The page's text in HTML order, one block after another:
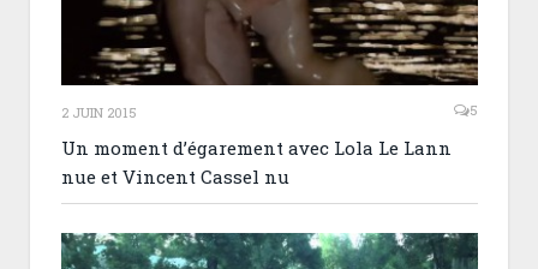
2 JUIN 2015 5
Un moment d’égarement avec Lola Le Lann
nue et Vincent Cassel nu